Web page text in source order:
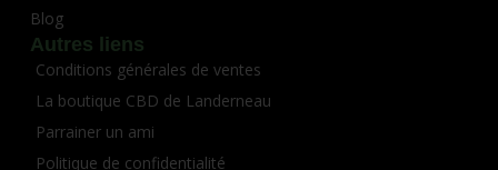
Blog
Autres liens
Conditions générales de ventes
La boutique CBD de Landerneau
Parrainer un ami
Politique de confidentialité